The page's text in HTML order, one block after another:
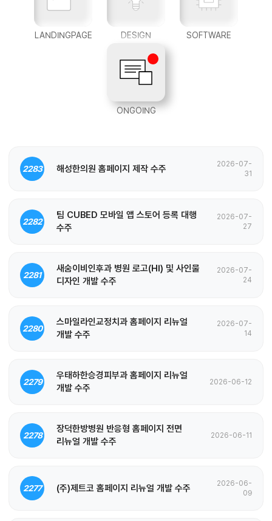
LANDINGPAGE DESIGN SOFTWARE
ONGOING
2283 해성한의원 홈페이지 제작 수주
2026-07-
31
2282
팀 CUBED 모바일 앱 스토어 등록 대행
수주
2026-07-
27
2281
새숨이비인후과 병원 로고(HI) 및 사인물
디자인 개발 수주
2026-07-
24
2280
스마일라인교정치과 홈페이지 리뉴얼
개발 수주
2026-07-
14
2279
우태하한승경피부과 홈페이지 리뉴얼
개발 수주
2026-06-12
2278
장덕한방병원 반응형 홈페이지 전면
리뉴얼 개발 수주
2026-06-11
2277 (주)제트코 홈페이지 리뉴얼 개발 수주
2026-06-
09